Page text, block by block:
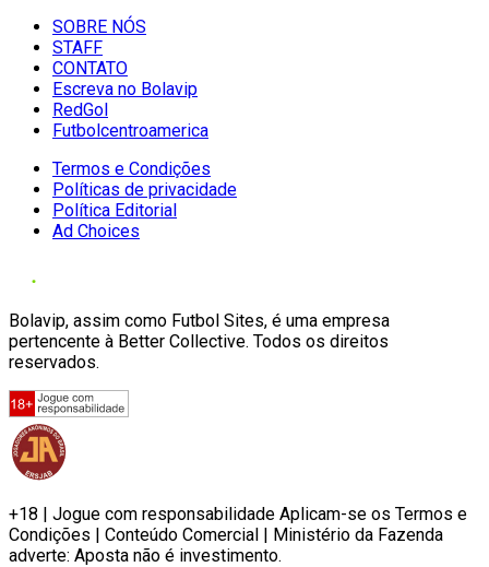
SOBRE NÓS
STAFF
CONTATO
Escreva no Bolavip
RedGol
Futbolcentroamerica
Termos e Condições
Políticas de privacidade
Política Editorial
Ad Choices
Bolavip, assim como Futbol Sites, é uma empresa
pertencente à Better Collective. Todos os direitos
reservados.
+18 | Jogue com responsabilidade Aplicam-se os Termos e
Condições | Conteúdo Comercial | Ministério da Fazenda
adverte: Aposta não é investimento.